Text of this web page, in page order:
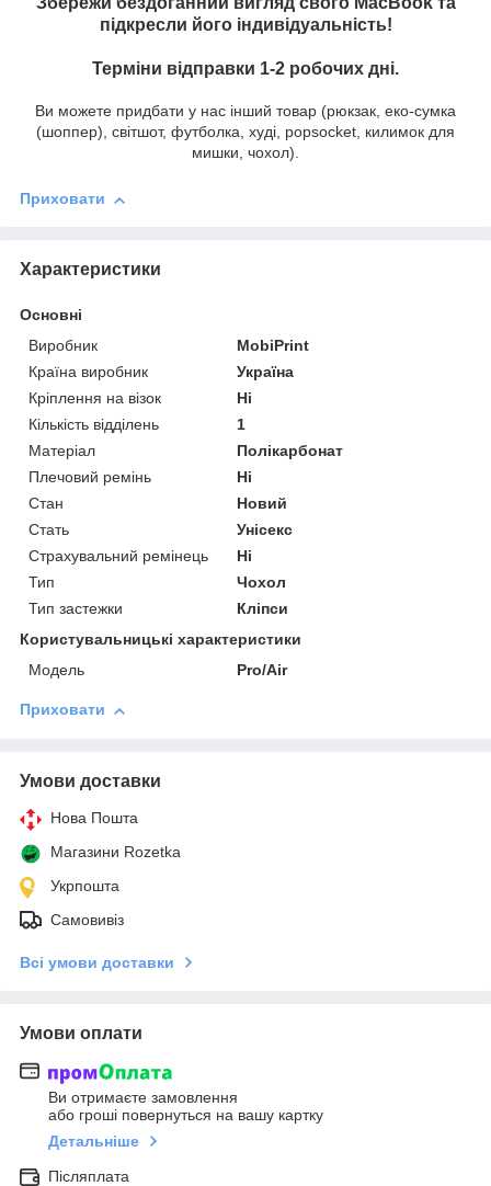
підкресли його індивідуальність!
Терміни відправки 1-2 робочих дні.
Ви можете придбати у нас інший товар (рюкзак, еко-сумка
(шоппер), світшот, футболка, худі, popsocket, килимок для
мишки, чохол).
Приховати
Характеристики
Основні
Виробник
MobiPrint
Країна виробник
Україна
Кріплення на візок
Ні
Кількість відділень
1
Матеріал
Полікарбонат
Плечовий ремінь
Ні
Стан
Новий
Стать
Унісекс
Страхувальний ремінець
Ні
Тип
Чохол
Тип застежки
Кліпси
Користувальницькі характеристики
Мoдель
Pro/Air
Приховати
Умови доставки
Нова Пошта
Магазини Rozetka
Укрпошта
Самовивіз
Всі умови доставки
Умови оплати
Ви отримаєте замовлення
або гроші повернуться на вашу картку
Детальніше
Післяплата